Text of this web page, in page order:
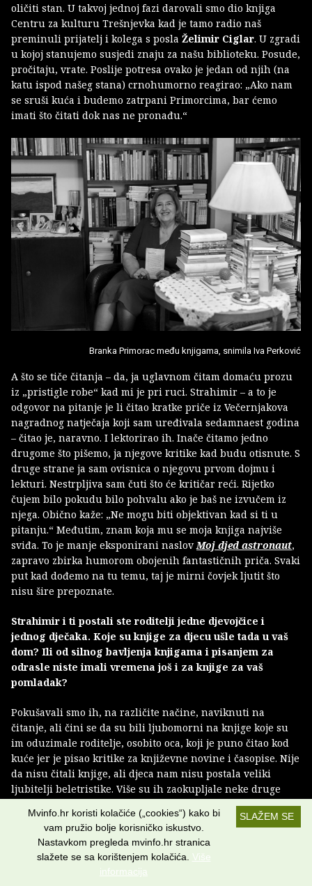
oličiti stan. U takvoj jednoj fazi darovali smo dio knjiga
Centru za kulturu Trešnjevka kad je tamo radio naš
preminuli prijatelj i kolega s posla Želimir Ciglar. U zgradi
u kojoj stanujemo susjedi znaju za našu biblioteku. Posude,
pročitaju, vrate. Poslije potresa ovako je jedan od njih (na
katu ispod našeg stana) crnohumorno reagirao: „Ako nam
se sruši kuća i budemo zatrpani Primorcima, bar ćemo
imati što čitati dok nas ne pronađu.“
Branka Primorac među knjigama, snimila Iva Perković
A što se tiče čitanja – da, ja uglavnom čitam domaću prozu
iz „pristigle robe“ kad mi je pri ruci. Strahimir – a to je
odgovor na pitanje je li čitao kratke priče iz Večernjakova
nagradnog natječaja koji sam uređivala sedamnaest godina
– čitao je, naravno. I lektorirao ih. Inače čitamo jedno
drugome što pišemo, ja njegove kritike kad budu otisnute. S
druge strane ja sam ovisnica o njegovu prvom dojmu i
lekturi. Nestrpljiva sam čuti što će kritičar reći. Rijetko
čujem bilo pokudu bilo pohvalu ako je baš ne izvučem iz
njega. Obično kaže: „Ne mogu biti objektivan kad si ti u
pitanju.“ Međutim, znam koja mu se moja knjiga najviše
sviđa. To je manje eksponirani naslovMoj djed astronaut,
zapravo zbirka humorom obojenih fantastičnih priča. Svaki
put kad dođemo na tu temu, taj je mirni čovjek ljutit što
nisu šire prepoznate.
Strahimir i ti postali ste roditelji jedne djevojčice i
jednog dječaka. Koje su knjige za djecu ušle tada u vaš
dom? Ili od silnog bavljenja knjigama i pisanjem za
odrasle niste imali vremena još i za knjige za vaš
pomladak?
Pokušavali smo ih, na različite načine, naviknuti na
čitanje, ali čini se da su bili ljubomorni na knjige koje su
im oduzimale roditelje, osobito oca, koji je puno čitao kod
kuće jer je pisao kritike za književne novine i časopise. Nije
da nisu čitali knjige, ali djeca nam nisu postala veliki
ljubitelji beletristike. Više su ih zaokupljale neke druge
Je li rođenje djece bio „klik“ koji je utjecao na to da
počneš pisati romane za djecu i mlade? Koliko su tvoja
kći i tvoj sin kumovali temama koje obrađuješ u svojim
SLAŽEM SE
Mvinfo.hr koristi kolačiće („cookies“) kako bi
vam pružio bolje korisničko iskustvo.
Nastavkom pregleda mvinfo.hr stranica
slažete se sa korištenjem kolačića. Više
informacija